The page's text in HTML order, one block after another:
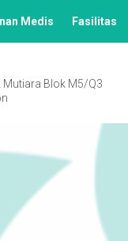
Medis Fasilitas
Blok M5/Q3